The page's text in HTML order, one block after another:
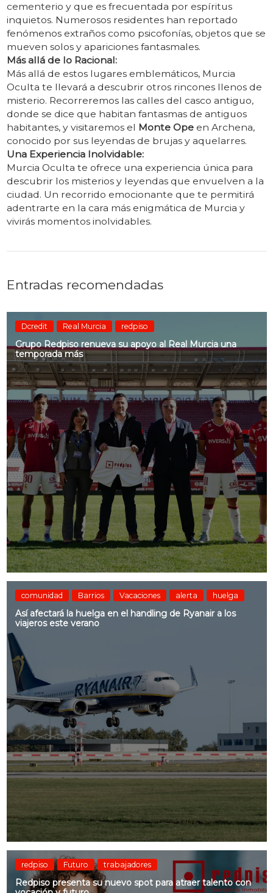
cementerio y que es frecuentada por espíritus
inquietos. Numerosos residentes han reportado
fenómenos extraños como psicofonías, objetos que se
mueven solos y apariciones fantasmales.
Más allá de lo Racional:
Más allá de estos lugares emblemáticos, Murcia
Oculta te llevará a descubrir otros rincones llenos de
misterio. Recorreremos las calles del casco antiguo,
donde se dice que habitan fantasmas de antiguos
habitantes, y visitaremos el Monte Opeen Archena,
conocido por sus leyendas de brujas y aquelarres.
Una Experiencia Inolvidable:
Murcia Oculta te ofrece una experiencia única para
descubrir los misterios y leyendas que envuelven a la
ciudad. Un recorrido emocionante que te permitirá
adentrarte en la cara más enigmática de Murcia y
vivirás momentos inolvidables.
Entradas recomendadas
Dcredit Real Murcia redpiso
Grupo Redpiso renueva su apoyo al Real Murcia una
temporada más
comunidad Barrios Vacaciones alerta huelga
Así afectará la huelga en el handling de Ryanair a los
viajeros este verano
redpiso Futuro trabajadores
Redpiso presenta su nuevo spot para atraer talento con